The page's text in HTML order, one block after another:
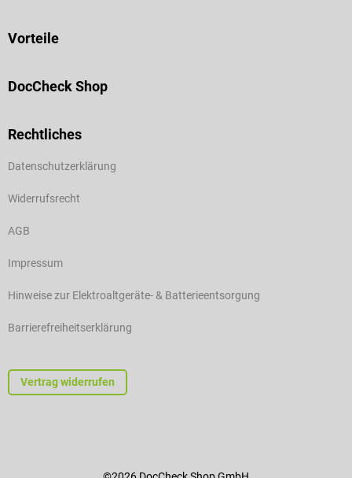
Vorteile
DocCheck Shop
Rechtliches
Datenschutzerklärung
Widerrufsrecht
AGB
Impressum
Hinweise zur Elektroaltgeräte- & Batterieentsorgung
Barrierefreiheitserklärung
Vertrag widerrufen